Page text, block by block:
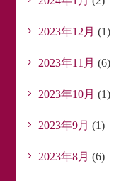
2023年12月 (1)
2023年11月 (6)
2023年10月 (1)
2023年9月 (1)
2023年8月 (6)